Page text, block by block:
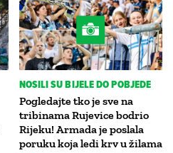
NOSILI SU BIJELE DO POBJEDE
Pogledajte tko je sve na
tribinama Rujevice bodrio
Rijeku! Armada je poslala
poruku koja ledi krv u žilama